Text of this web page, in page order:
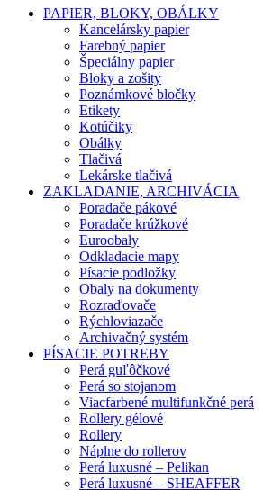
PAPIER, BLOKY, OBÁLKY
Kancelársky papier
Farebný papier
Špeciálny papier
Bloky a zošity
Poznámkové bločky
Etikety
Kotúčiky
Obálky
Tlačivá
Lekárske tlačivá
ZAKLADANIE, ARCHIVÁCIA
Poradače pákové
Poradače krúžkové
Euroobaly
Odkladacie mapy
Písacie podložky
Obaly na dokumenty
Rozraďovače
Rýchloviazače
Archivačný systém
PÍSACIE POTREBY
Perá guľôčkové
Perá so stojanom
Viacfarbené multifunkčné perá
Rollery gélové
Rollery
Náplne do rollerov
Perá luxusné – Pelikan
Perá luxusné – SHEAFFER